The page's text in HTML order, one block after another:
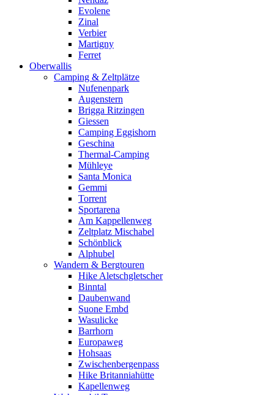
Evolene
Zinal
Verbier
Martigny
Ferret
Oberwallis
Camping & Zeltplätze
Nufenenpark
Augenstern
Brigga Ritzingen
Giessen
Camping Eggishorn
Geschina
Thermal-Camping
Mühleye
Santa Monica
Gemmi
Torrent
Sportarena
Am Kappellenweg
Zeltplatz Mischabel
Schönblick
Alphubel
Wandern & Bergtouren
Hike Aletschgletscher
Binntal
Daubenwand
Suone Embd
Wasulicke
Barrhorn
Europaweg
Hohsaas
Zwischenbergenpass
Hike Britanniahütte
Kapellenweg